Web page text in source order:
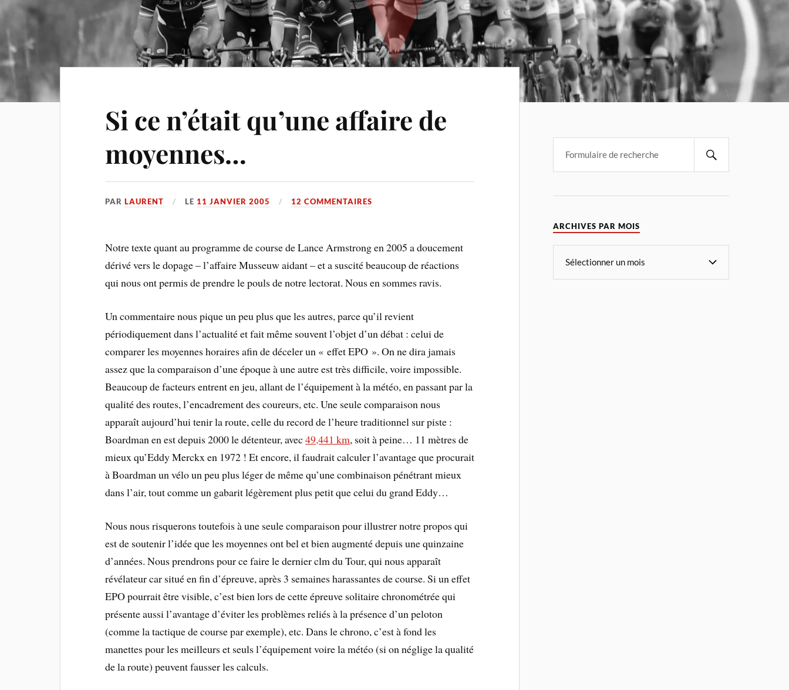
Si ce n’était qu’une affaire de
moyennes…
PARLAURENT LE 11 JANVIER 2005 12 COMMENTAIRES
Notre texte quant au programme de course de Lance Armstrong en 2005 a doucement
dérivé vers le dopage – l’affaire Musseuw aidant – et a suscité beaucoup de réactions
qui nous ont permis de prendre le pouls de notre lectorat. Nous en sommes ravis.
Un commentaire nous pique un peu plus que les autres, parce qu’il revient
périodiquement dans l’actualité et fait même souvent l’objet d’un débat : celui de
comparer les moyennes horaires afin de déceler un « effet EPO ». On ne dira jamais
assez que la comparaison d’une époque à une autre est très difficile, voire impossible.
Beaucoup de facteurs entrent en jeu, allant de l’équipement à la météo, en passant par la
qualité des routes, l’encadrement des coureurs, etc. Une seule comparaison nous
apparaît aujourd’hui tenir la route, celle du record de l’heure traditionnel sur piste :
Boardman en est depuis 2000 le détenteur, avec49,441 km, soit à peine… 11 mètres de
mieux qu’Eddy Merckx en 1972 ! Et encore, il faudrait calculer l’avantage que procurait
à Boardman un vélo un peu plus léger de même qu’une combinaison pénétrant mieux
dans l’air, tout comme un gabarit légèrement plus petit que celui du grand Eddy…
Nous nous risquerons toutefois à une seule comparaison pour illustrer notre propos qui
est de soutenir l’idée que les moyennes ont bel et bien augmenté depuis une quinzaine
d’années. Nous prendrons pour ce faire le dernier clm du Tour, qui nous apparaît
révélateur car situé en fin d’épreuve, après 3 semaines harassantes de course. Si un effet
EPO pourrait être visible, c’est bien lors de cette épreuve solitaire chronométrée qui
présente aussi l’avantage d’éviter les problèmes reliés à la présence d’un peloton
(comme la tactique de course par exemple), etc. Dans le chrono, c’est à fond les
manettes pour les meilleurs et seuls l’équipement voire la météo (si on néglige la qualité
de la route) peuvent fausser les calculs.
ARCHIVES PAR MOIS